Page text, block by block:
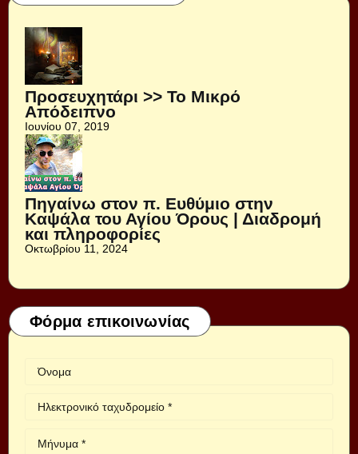
Προσευχητάρι >> Το Μικρό
Απόδειπνο
Ιουνίου 07, 2019
Πηγαίνω στον π. Ευθύμιο στην
Καψάλα του Αγίου Όρους | Διαδρομή
και πληροφορίες
Οκτωβρίου 11, 2024
Φόρμα επικοινωνίας